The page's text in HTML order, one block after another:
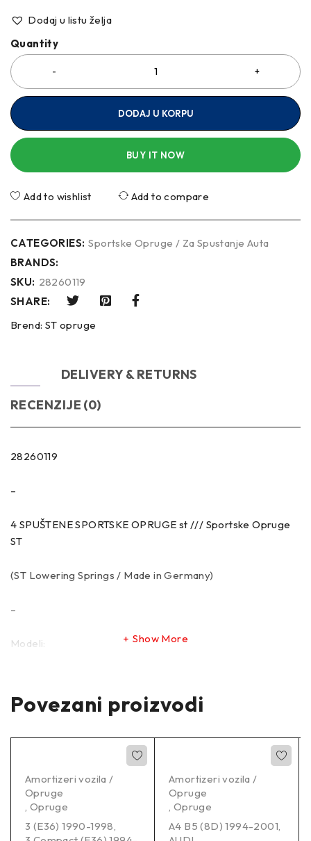
Dodaj u listu želja
Quantity
DODAJ U KORPU
BUY IT NOW
Add to wishlist Add to compare
CATEGORIES: Sportske Opruge / Za Spustanje Auta
BRANDS:
SKU: 28260119
SHARE:
Brend: ST opruge
DELIVERY & RETURNS
RECENZIJE (0)
28260119
–
4 SPUŠTENE SPORTSKE OPRUGE st /// Sportske Opruge
ST
(ST Lowering Springs / Made in Germany)
–
Modeli:
Hatchback Petrol 55 KW 1364 ccm 4 Front Wheel Drive
OPEL ASTRA H (A04, A_) 01/2004-05/2014 1.4 (L48)
Hatchback Petrol 59 KW 1364 ccm 4 Front Wheel Drive
Show More
Povezani proizvodi
Amortizeri vozila /
Opruge
, Opruge
3 (E36) 1990-1998,
Amortizeri vozila /
Opruge
, Opruge
A4 B5 (8D) 1994-2001,